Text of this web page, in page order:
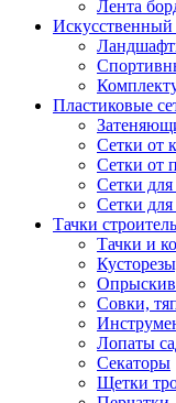
Лента
Искусственный
Пластиковые
Сетки от
Сетки от
Сетки для
Сетки
Тачки
Тачки и
Совки,
Лопаты
Секаторы
Щетки